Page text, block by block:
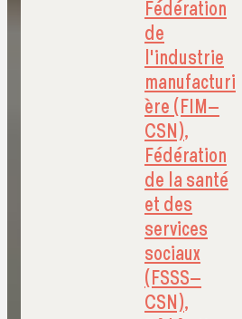
Fédération
de
l'industrie
manufacturi
ère (FIM–
CSN),
Fédération
de la santé
et des
services
sociaux
(FSSS–
CSN),